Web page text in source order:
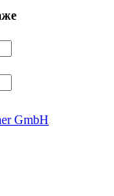
GmbH